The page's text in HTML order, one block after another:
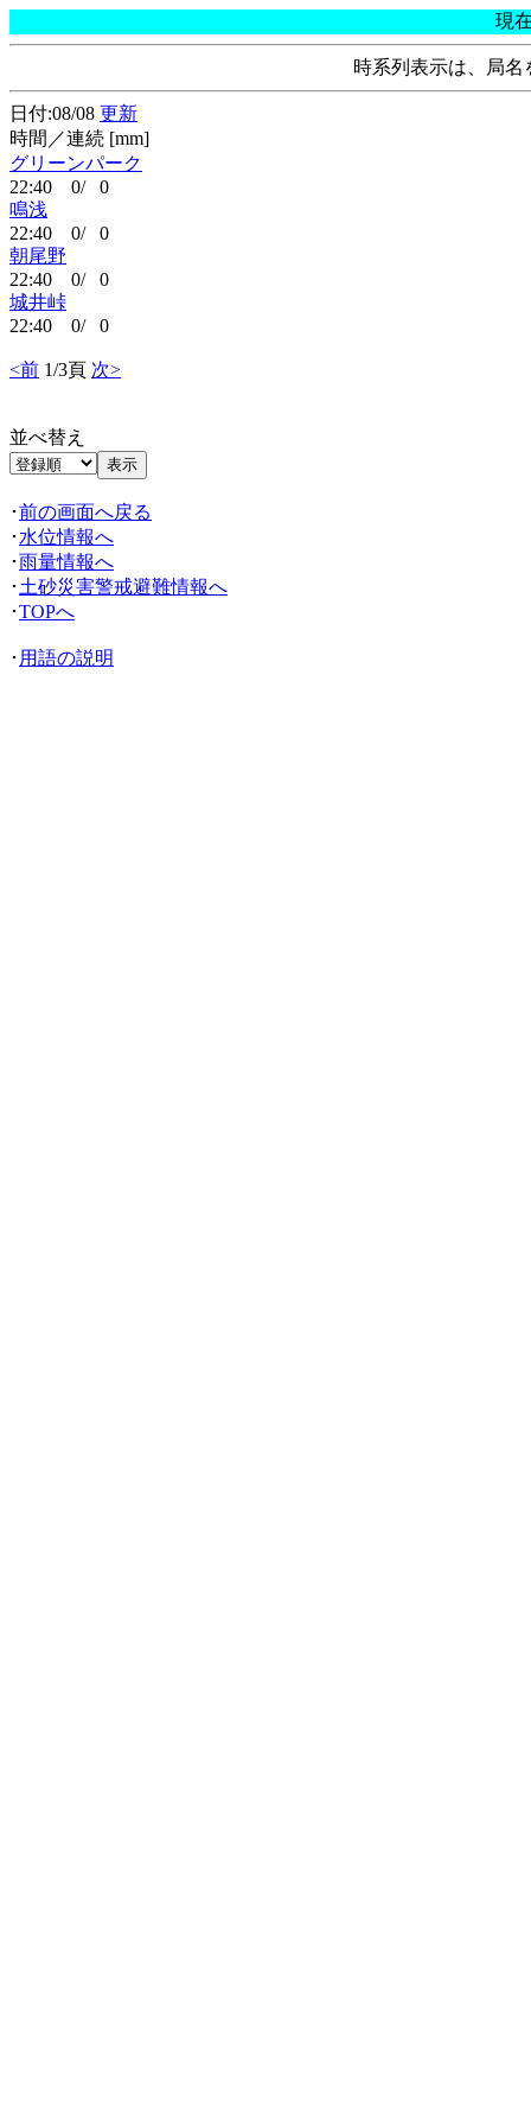
現
時系列表示は、局
日付:08/08 更新
時間／連続 [mm]
グリーンパーク
22:40 0/ 0
鳴浅
22:40 0/ 0
朝尾野
22:40 0/ 0
城井峠
22:40 0/ 0
<前 1/3頁 次>
並べ替え
･前の画面へ戻る
･ 水位情報へ
･雨量情報へ
･ 土砂災害警戒避難情報へ
･TOPへ
･ 用語の説明